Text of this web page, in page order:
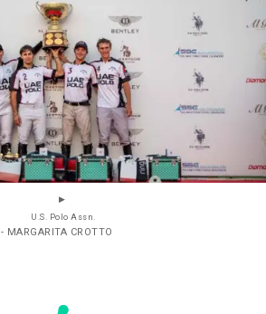
U.S. Polo Assn.
- MARGARITA CROTTO